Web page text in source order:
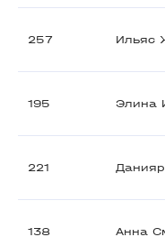
257 Ильяс
195 Элина
221
138 Анна